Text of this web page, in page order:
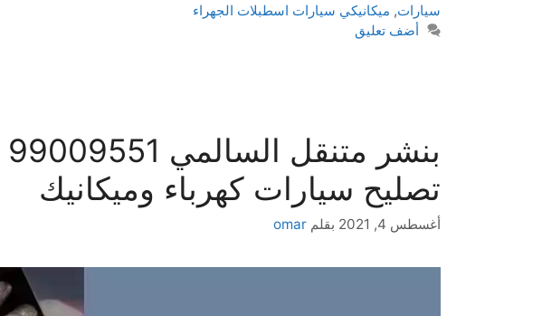
سيارات, ميكانيكي سيارات اسطبلات الجهراء
أضف تعليق
تصليح سيارات كهرباء وميكانيك
أغسطس 4, 2021 بقلم omar